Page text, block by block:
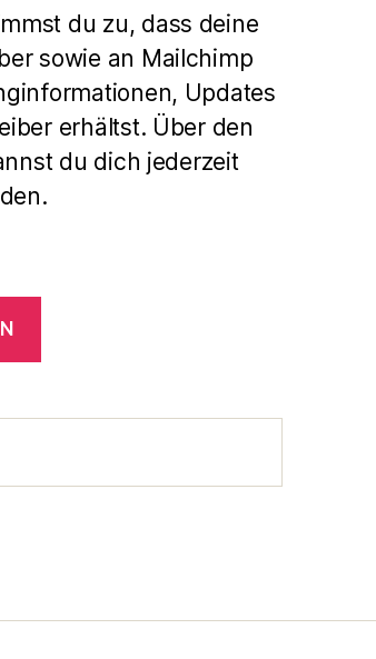
du zu, dass deine
sowie an Mailchimp
Updates
erhältst. Über den
du dich jederzeit